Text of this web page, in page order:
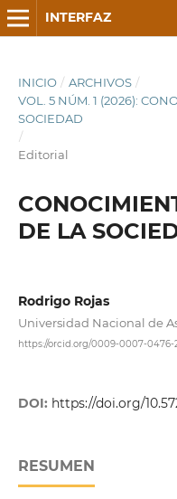
INTERFAZ
INICIO / ARCHIVOS /
VOL. 5 NÚM. 1 (2026):
SOCIEDAD
/
Editorial
DE LA
Rodrigo Rojas
Universidad Nacional de
https://orcid.org/0009-0007-0476-
DOI: https://doi.org/
RESUMEN